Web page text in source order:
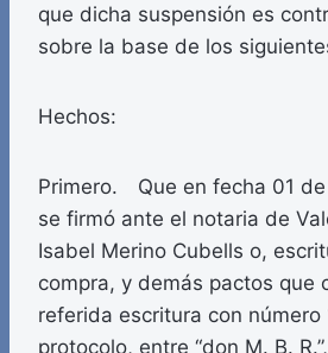
que dicha suspensión es
sobre la base de los
Hechos:
Primero. Que en fecha 01
se firmó ante el notaria de
Isabel Merino Cubells o,
compra, y demás pactos que
referida escritura con
protocolo, entre “don M. B.